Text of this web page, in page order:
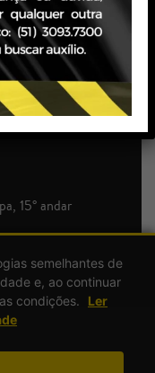
10° andar
15° andar
semelhantes de
e, ao continuar
condições.
Ler